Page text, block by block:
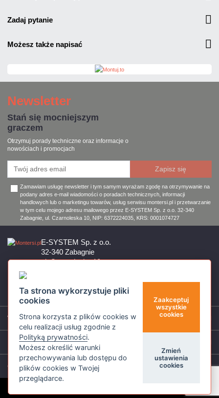
zadaj pytanie
możesz także napisać
Newsletter
Stań się mocniejszym
graczem
Otrzymuj porady techniczne oraz informacje o
nowościach i promocjach
Zamawiam usługę newsletter i tym samym wyrażam zgodę na otrzymywanie na
podany adres e-mail wiadomości o poradach technicznych, informacji
handlowych lub o marketingu towarów, usług serwisu montersi.pl i przetwarzanie
w tym celu mojego adresu mailowego przez E-SYSTEM Sp. z o.o. 32-340
Zabagnie, ul. Czarnoleska 10, NIP: 6372224035, KRS: 0001074727
E-SYSTEM Sp. z o.o.
32-340 Zabagnie
ul. Czarnoleska 10
sklep@montersi.pl
Wsparcie
Informacje
O nas
Ta strona wykorzystuje pliki
cookies
Strona korzysta z plików cookies w
celu realizacji usług zgodnie z
Polityką prywatności.
Możesz określić warunki
przechowywania lub dostępu do
plików cookies w Twojej
przeglądarce.
Zaakceptuj
wszystkie
cookies
Zmień
ustawienia
cookies